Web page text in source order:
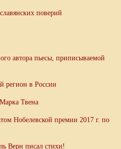
поверий
автора пьесы, приписываемой
регион в России
Твена
Нобелевской премии 2017 г. по
Верн писал стихи!